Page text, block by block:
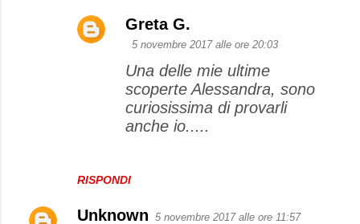
RISPONDI
Greta G.
5 novembre 2017 alle ore 20:03
Una delle mie ultime
scoperte Alessandra, sono
curiosissima di provarli
anche io.....
Unknown 5 novembre 2017 alle ore 11:57